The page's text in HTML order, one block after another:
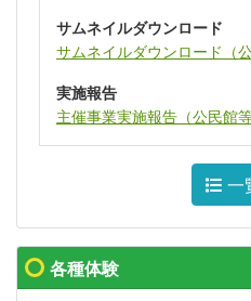
サムネイルダウンロード
サムネイルダウンロード（
実施報告
主催事業実施報告（公民館
一
各種体験